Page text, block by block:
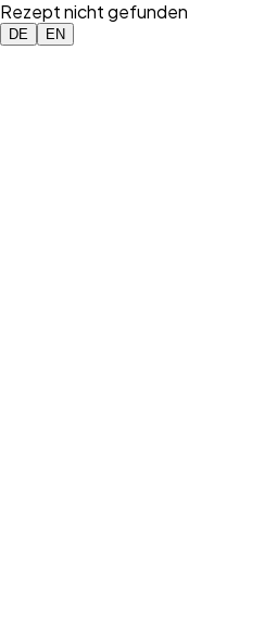
Rezept nicht gefunden
DE EN